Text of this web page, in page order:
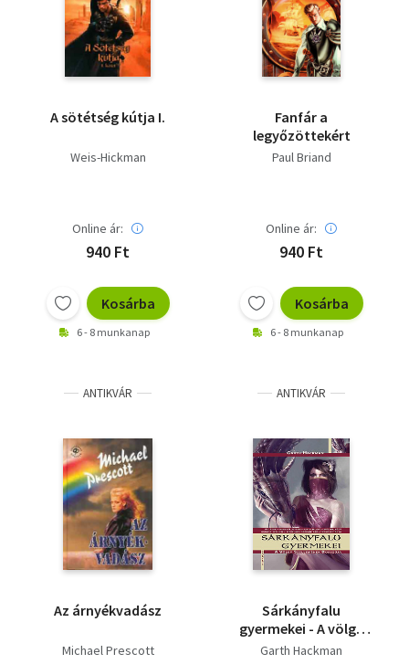
A sötétség kútja I.
Weis-Hickman
Online ár:
940 Ft
Kosárba
6 - 8 munkanap
Fanfár a
legyőzöttekért
Paul Briand
Online ár:
940 Ft
Kosárba
6 - 8 munkanap
ANTIKVÁR
Az árnyékvadász
Michael Prescott
ANTIKVÁR
Sárkányfalu
gyermekei - A völgy
szellemének bosszúja
Garth Hackman